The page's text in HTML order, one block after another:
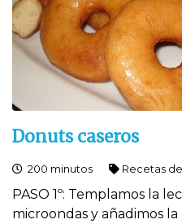
Donuts caseros
200 minutos Recetas
PASO 1º: Templamos la
microondas y añadimos